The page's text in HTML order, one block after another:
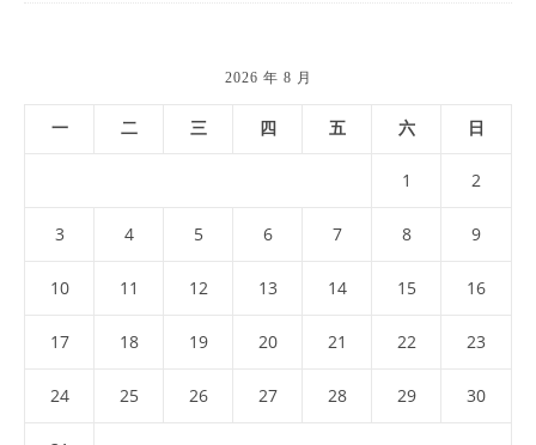
2026 年 8 月
一 二 三 四 五 六 日
1 2
3 4 5 6 7 8 9
10 11 12 13 14 15 16
17 18 19 20 21 22 23
24 25 26 27 28 29 30